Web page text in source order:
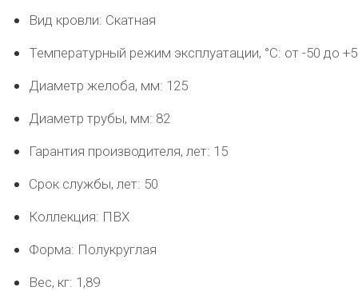
Вид кровли: Скатная
Температурный режим эксплуатации, °C: от -50 до
Диаметр желоба, мм: 125
Диаметр трубы, мм: 82
Гарантия производителя, лет: 15
Срок службы, лет: 50
Коллекция: ПВХ
Форма: Полукруглая
Вес, кг: 1,89